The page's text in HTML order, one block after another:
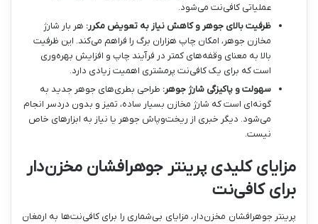
عملیاتی کافی‌نت می‌شود.
ظرفیت بالای جوهر و کاهش نیاز به تعویض مکرر: هر بار شارژ
مخازن جوهر، امکان چاپ هزاران برگ را فراهم می‌کند. این ظرفیت
بالا به معنای وقفه‌های کمتر در فرآیند چاپ و افزایش بهره‌وری
است که برای یک کافی‌نت پرمشتری اهمیت زیادی دارد.
سهولت و پاکیزگی شارژ جوهر: طراحی بطری‌های جوهر جدید به
گونه‌ای است که شارژ مخازن بسیار ساده، تمیز و بدون دردسر انجام
می‌شود. دیگر خبری از ریخت‌وپاش جوهر یا نیاز به ابزارهای خاص
نیست.
مزایای کلیدی پرینتر جوهرافشان مخزن‌دار
برای کافی‌نت
پرینتر جوهرافشان مخزن‌دار، مزایای بی‌شماری را برای کافی‌نت‌ها به ارمغان